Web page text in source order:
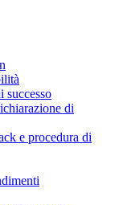
successo
di
e procedura di